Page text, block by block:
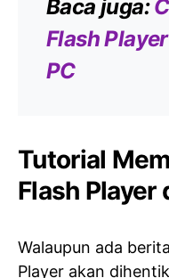
Baca juga:
Flash
PC
Tutorial
Flash Player
Walaupun ada
Player akan